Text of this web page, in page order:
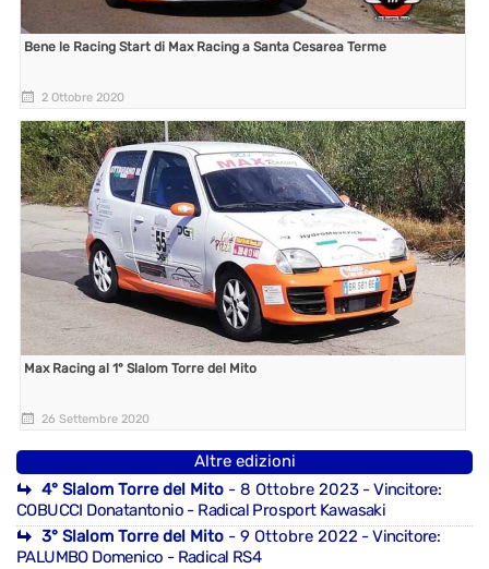
Bene le Racing Start di Max Racing a Santa Cesarea Terme
2 Ottobre 2020
Max Racing al 1° Slalom Torre del Mito
26 Settembre 2020
Altre edizioni
4° Slalom Torre del Mito - 8 Ottobre 2023 - Vincitore:
COBUCCI Donatantonio - Radical Prosport Kawasaki
3° Slalom Torre del Mito - 9 Ottobre 2022 - Vincitore:
PALUMBO Domenico - Radical RS4